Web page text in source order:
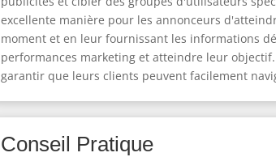
excellente manière pour les annonceurs
moment et en leur fournissant les informations
performances marketing et atteindre leur
garantir que leurs clients peuvent facilement
Conseil Pratique